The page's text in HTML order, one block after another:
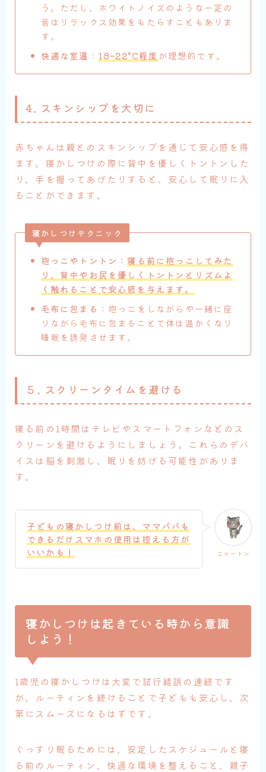
う。ただし、ホワイトノイズのような一定の
音はリラックス効果をもたらすこともありま
す。
快適な室温 ： 18–22°C程度 が理想的です。
4. スキンシップを大切に
赤ちゃんは親とのスキンシップを通じて安心感を得
ます。寝かしつけの際に背中を優しくトントンした
り、手を握ってあげたりすると、安心して眠りに入
ることができます。
寝かしつけテクニック
抱っこやトントン ： 寝る前に抱っこしてみた
り、背中やお尻を優しくトントンとリズムよ
く触れることで安心感を与えます。
毛布に包まる ：抱っこをしながらや一緒に座
りながら毛布に包まることで体は温かくなり
睡眠を誘発させます。
５. スクリーンタイムを避ける
寝る前の1時間はテレビやスマートフォンなどのス
クリーンを避けるようにしましょう。これらのデバ
イスは脳を刺激し、眠りを妨げる可能性がありま
す。
ニャートン
子どもの寝かしつけ前は、ママパパも
できるだけスマホの使用は控える方が
いいかも！
寝かしつけは起きている時から意識
しよう！
1歳児の寝かしつけは大変で試行錯誤の連続です
が、ルーティンを続けることで子どもも安心し、次
第にスムーズになるはずです。
ぐっすり眠るためには、安定したスケジュールと寝
る前のルーティン、快適な環境を整えること、親子